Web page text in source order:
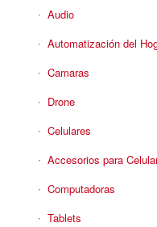
Audio
Automatización del
Camaras
Drone
Celulares
Accesorios para
Computadoras
Tablets